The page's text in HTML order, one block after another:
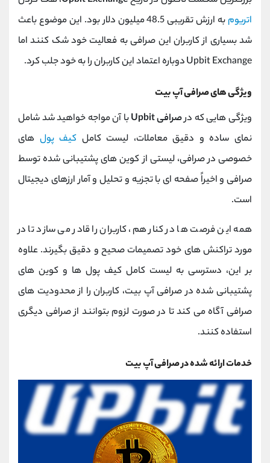
اتریوم
به ارزش تقریبی 48.5 میلیون دلار بود. این موضوع باعث
شد بسیاری از کاربران این صرافی به فعالیت خود شک کنند اما
Upbit Exchange دوباره اعتماد این کاربران را به خود جلب کرد.
ویژگی های صرافی آپ بیت
ویژگی هایی که درصرافی Upbit
با آن مواجه خواهید شد شامل
نمای ساده و دقیق معاملات، لیست کامل کیف پول های
خصوصی در صرافی، لیستی از کوین های پشتیبانی شده توسط
صرافی و اخیراً صفحه ای با تجزیه و تحلیل و آمار ارزهای دیجیتال
است.
همه این فرصت ها در کنار هم، کاربران را قادر می سازد تا در
مورد تراکنش های خود تصمیمات صحیح و دقیق بگیرند. علاوه
بر این، دسترسی به لیست کامل کیف پول ها و کوین های
پشتیبانی شده در صرافی آپ بیت، کاربران را از محدودیت های
صرافی آگاه می کند تا در صورت لزوم بتوانند از صرافی دیگری
استفاده کنند.
خدمات ارائه شده در صرافی آپ بیت